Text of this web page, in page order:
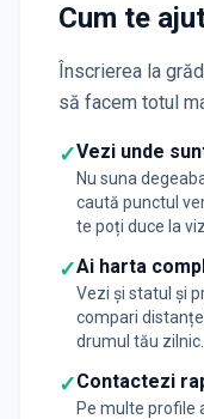
Cum te
Înscrierea la
să facem totul
✓Vezi unde
Nu suna
caută punctul
te poți duce la
✓Ai harta
Vezi și statul și
compari
drumul tău zilnic.
✓Contactezi
Pe multe profile